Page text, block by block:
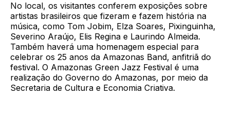
No local, os visitantes conferem exposições sobre
artistas brasileiros que fizeram e fazem história na
música, como Tom Jobim, Elza Soares, Pixinguinha,
Severino Araújo, Elis Regina e Laurindo Almeida.
Também haverá uma homenagem especial para
celebrar os 25 anos da Amazonas Band, anfitriã do
festival. O Amazonas Green Jazz Festival é uma
realização do Governo do Amazonas, por meio da
Secretaria de Cultura e Economia Criativa.